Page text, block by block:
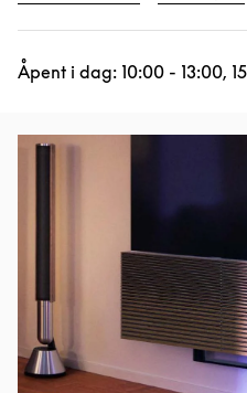
Åpent i dag: 10:00 - 13:00,
Bilde av arrangement